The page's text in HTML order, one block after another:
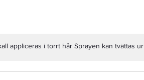
appliceras i torrt hår Sprayen kan tvättas ur